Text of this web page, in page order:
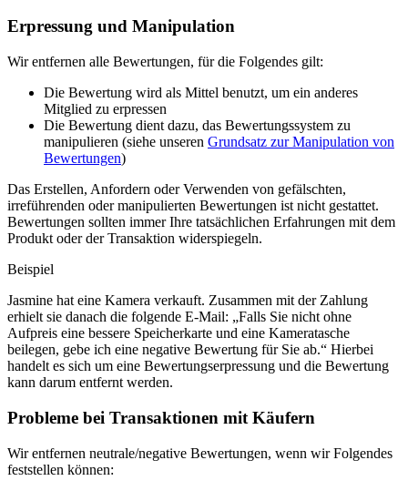
Erpressung und Manipulation
Wir entfernen alle Bewertungen, für die Folgendes gilt:
Die Bewertung wird als Mittel benutzt, um ein anderes
Mitglied zu erpressen
Die Bewertung dient dazu, das Bewertungssystem zu
manipulieren (siehe unseren Grundsatz zur Manipulation von
Bewertungen)
Das Erstellen, Anfordern oder Verwenden von gefälschten,
irreführenden oder manipulierten Bewertungen ist nicht gestattet.
Bewertungen sollten immer Ihre tatsächlichen Erfahrungen mit dem
Produkt oder der Transaktion widerspiegeln.
Beispiel
Jasmine hat eine Kamera verkauft. Zusammen mit der Zahlung
erhielt sie danach die folgende E-Mail: „Falls Sie nicht ohne
Aufpreis eine bessere Speicherkarte und eine Kameratasche
beilegen, gebe ich eine negative Bewertung für Sie ab.“ Hierbei
handelt es sich um eine Bewertungserpressung und die Bewertung
kann darum entfernt werden.
Probleme bei Transaktionen mit Käufern
Wir entfernen neutrale/negative Bewertungen, wenn wir Folgendes
feststellen können: